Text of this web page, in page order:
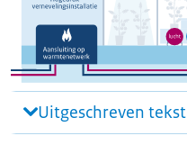
Uitgeschreven tekst